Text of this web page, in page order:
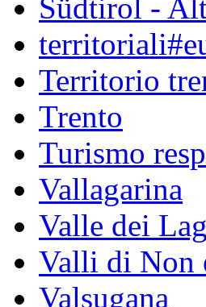
Südtirol -
Territorio
Trento
Turismo
Vallagarina
Valle dei
Valli di Non
Valsugana